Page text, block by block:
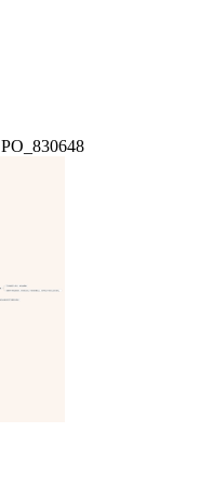
PO_830648